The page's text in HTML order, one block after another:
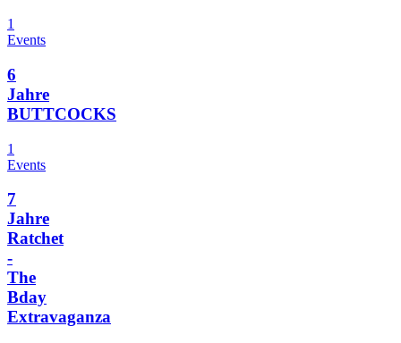
1
Events
6
Jahre
BUTTCOCKS
1
Events
7
Jahre
Ratchet
-
The
Bday
Extravaganza